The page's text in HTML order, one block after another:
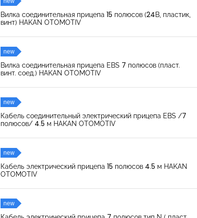
Вилка соединительная прицепа 15 полюсов (24В, пластик,
винт) HAKAN OTOMOTIV
new
Вилка соединительная прицепа EBS 7 полюсов (пласт.
винт. соед.) HAKAN OTOMOTIV
new
Кабель соединительный электрический прицепа EBS /7
полюсов/ 4.5 м HAKAN OTOMOTIV
new
Кабель электрический прицепа 15 полюсов 4.5 м HAKAN
OTOMOTIV
new